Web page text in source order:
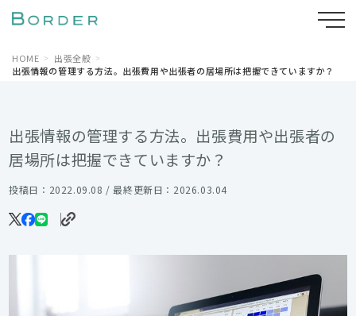
HOME
出張全般
出張情報の管理する方法。出張費用や出張者の居場所は把握できていますか？
出張情報の管理する方法。出張費用や出張者の
居場所は把握できていますか？
投稿日：2022.09.08 / 最終更新日：2026.03.04